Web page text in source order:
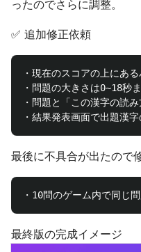
ったのでさらに調整。
✅ 追加修正依頼
・現在のスコアの上にあ
・問題の大きさは0~18秒
・問題と「この漢字の読
最後に不具合が出たので
最終版の完成イメージ